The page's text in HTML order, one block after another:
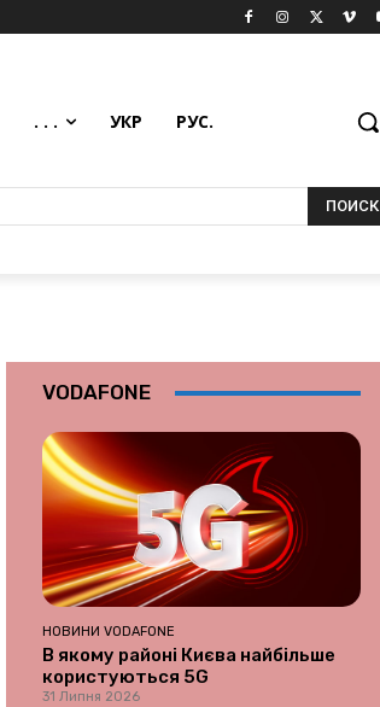
. . . УКР РУС.
ПОИСК
VODAFONE
НОВИНИ VODAFONE
В якому районі Києва найбільше
користуються 5G
31 Липня 2026